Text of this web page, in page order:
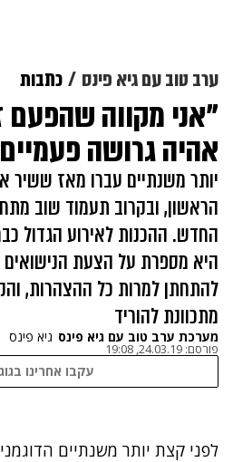
ערב טוב עם גיא פינס כתבות
"אני מקווה שהפעם
אהיה גרושה
יותר משנתיים עברו מאז
הראשון, ובקרוב תעמוד שוב
החדש. ההכנות לאירוע הגדול
היא מספרת על הצעת
להתחתן למרות כל ההצהרות,
מתכוונת להוריד
מערכת ערב טוב עם גיא פינס גיא פינס
פורסם: 24.03.19, 19:08
עקבו אחרינו
נתקלנו
לפני קצת יותר משנתיים